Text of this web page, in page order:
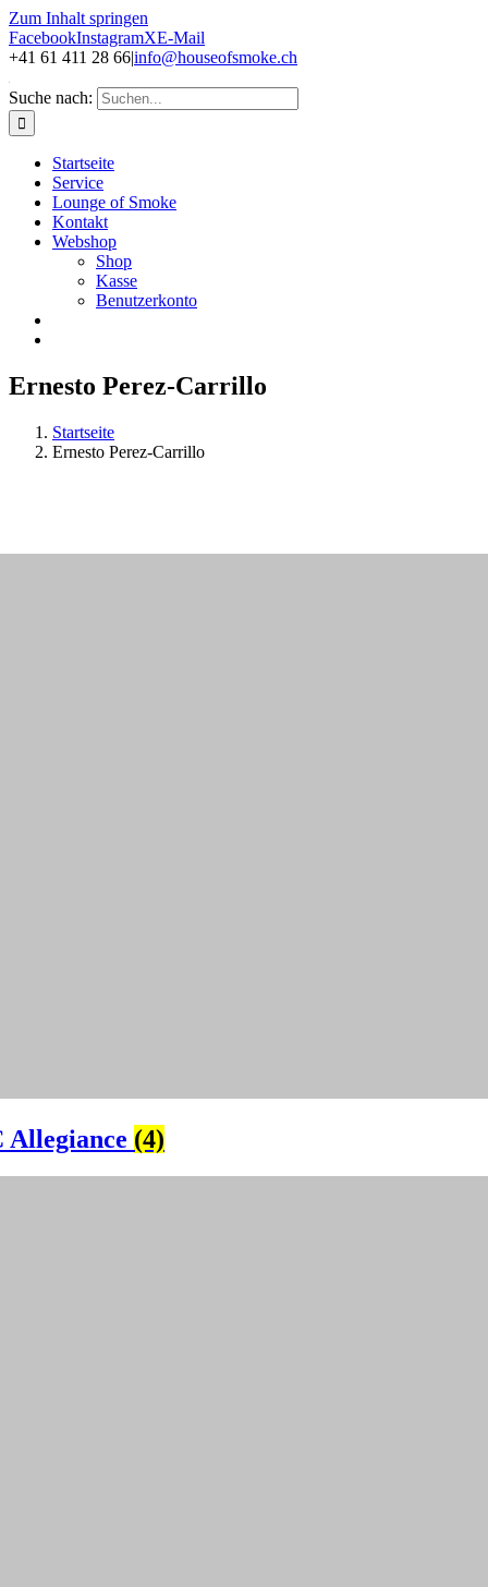
Zum Inhalt springen
FacebookInstagramXE-Mail
+41 61 411 28 66|info@houseofsmoke.ch
Suche nach:
Startseite
Service
Lounge of Smoke
Kontakt
Webshop
Shop
Kasse
Benutzerkonto
Ernesto Perez-Carrillo
Startseite
Ernesto Perez-Carrillo
Allegiance (4)